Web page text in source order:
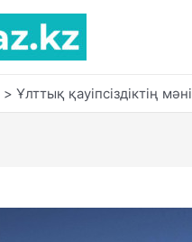
Ұлттық қауіпсіздіктің мәні